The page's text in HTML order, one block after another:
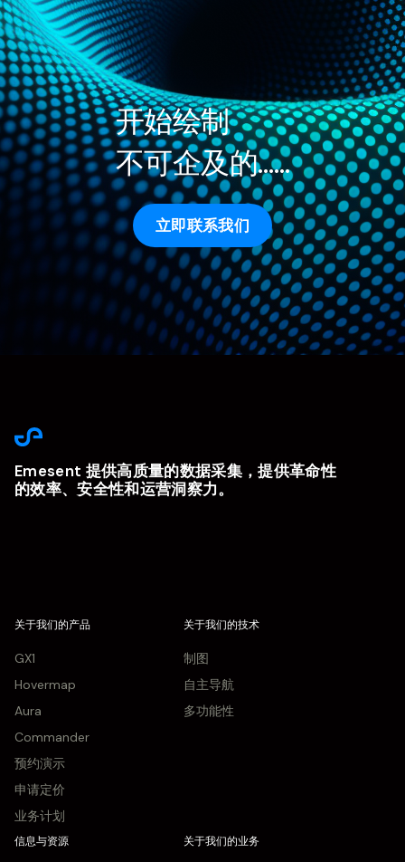
开始绘制
不可企及的……
立即联系我们
Emesent 提供高质量的数据采集，提供革命性
的效率、安全性和运营洞察力。
关于我们的产品
GX1
Hovermap
Aura
Commander
预约演示
申请定价
业务计划
关于我们的技术
制图
自主导航
多功能性
信息与资源 关于我们的业务